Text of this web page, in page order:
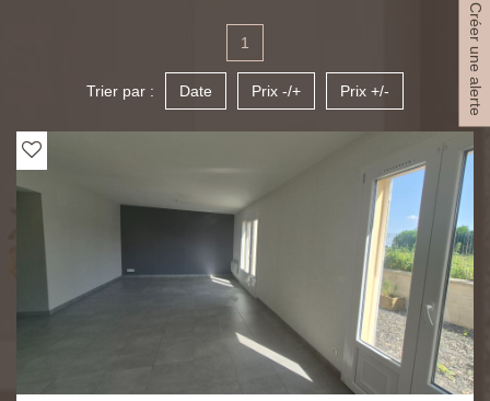
Créer une alerte
1
Trier par : Date Prix -/+ Prix +/-